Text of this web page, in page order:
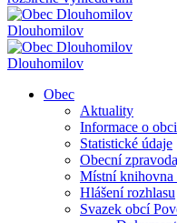
Dlouhomilov
Dlouhomilov
Obec
Aktuality
Informace o obci
Statistické údaje
Obecní
Místní
Hlášení rozhlasu
Svazek obcí